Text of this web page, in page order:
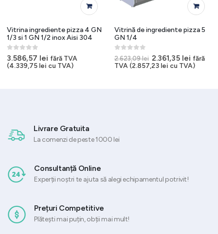
Vitrina ingrediente pizza 4 GN
1/3 si 1 GN 1/2 inox Aisi 304
0out of 5
3.586,57 lei fără TVA
(4.339,75 lei cu TVA)
Vitrină de ingrediente pizza 5
GN 1/4
0out of 5
2.623,09lei Prețul
inițial
2.361,35 lei Prețul
curent
fără
TVA (2.857,23 lei cu TVA)
Livrare Gratuita
La comenzi de peste 1000 lei
Consultanță Online
Experții noștri te ajuta să alegi echipamentul potrivit!
Prețuri Competitive
Plătești mai puțin, obții mai mult!